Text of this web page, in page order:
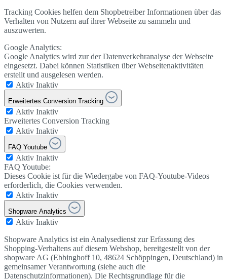
Tracking Cookies helfen dem Shopbetreiber Informationen über das
Verhalten von Nutzern auf ihrer Webseite zu sammeln und
auszuwerten.
Google Analytics:
Google Analytics wird zur der Datenverkehranalyse der Webseite
eingesetzt. Dabei können Statistiken über Webseitenaktivitäten
erstellt und ausgelesen werden.
Aktiv Inaktiv
Erweitertes Conversion Tracking
Aktiv Inaktiv
Erweitertes Conversion Tracking
Aktiv Inaktiv
FAQ Youtube
Aktiv Inaktiv
FAQ Youtube:
Dieses Cookie ist für die Wiedergabe von FAQ-Youtube-Videos
erforderlich, die Cookies verwenden.
Aktiv Inaktiv
Shopware Analytics
Aktiv Inaktiv
Shopware Analytics ist ein Analysedienst zur Erfassung des
Shopping-Verhaltens auf diesem Webshop, bereitgestellt von der
shopware AG (Ebbinghoff 10, 48624 Schöppingen, Deutschland) in
gemeinsamer Verantwortung (siehe auch die
Datenschutzinformationen). Die Rechtsgrundlage für die